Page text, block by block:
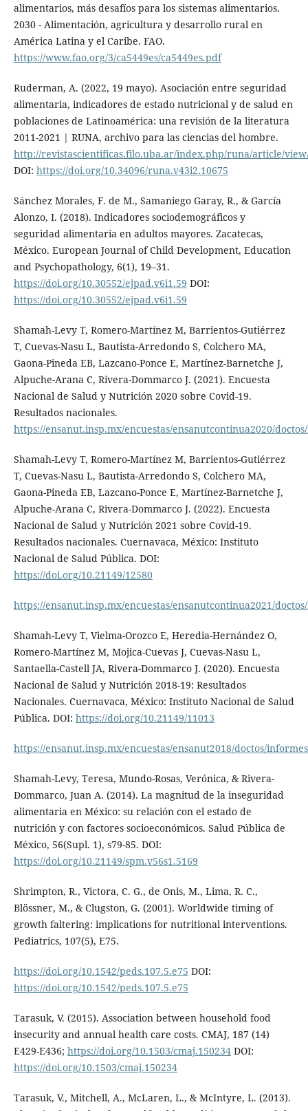
alimentarios, más desafíos para los sistemas alimentarios.
2030 - Alimentación, agricultura y desarrollo rural en
América Latina y el Caribe. FAO.
https://www.fao.org/3/ca5449es/ca5449es.pdf
Ruderman, A. (2022, 19 mayo). Asociación entre seguridad
alimentaria, indicadores de estado nutricional y de salud en
poblaciones de Latinoamérica: una revisión de la literatura
2011-2021 | RUNA, archivo para las ciencias del hombre.
http://revistascientificas.filo.uba.ar/index.php/runa/article/
DOI: https://doi.org/10.34096/runa.v43i2.10675
Sánchez Morales, F. de M., Samaniego Garay, R., & García
Alonzo, I. (2018). Indicadores sociodemográficos y
seguridad alimentaria en adultos mayores. Zacatecas,
México. European Journal of Child Development, Education
and Psychopathology, 6(1), 19–31.
https://doi.org/10.30552/ejpad.v6i1.59 DOI:
https://doi.org/10.30552/ejpad.v6i1.59
Shamah-Levy T, Romero-Martínez M, Barrientos-Gutiérrez
T, Cuevas-Nasu L, Bautista-Arredondo S, Colchero MA,
Gaona-Pineda EB, Lazcano-Ponce E, Martínez-Barnetche J,
Alpuche-Arana C, Rivera-Dommarco J. (2021). Encuesta
Nacional de Salud y Nutrición 2020 sobre Covid-19.
Resultados nacionales.
https://ensanut.insp.mx/encuestas/ensanutcontinua2020/
Shamah-Levy T, Romero-Martínez M, Barrientos-Gutiérrez
T, Cuevas-Nasu L, Bautista-Arredondo S, Colchero MA,
Gaona-Pineda EB, Lazcano-Ponce E, Martínez-Barnetche J,
Alpuche-Arana C, Rivera-Dommarco J. (2022). Encuesta
Nacional de Salud y Nutrición 2021 sobre Covid-19.
Resultados nacionales. Cuernavaca, México: Instituto
Nacional de Salud Pública. DOI:
https://doi.org/10.21149/12580
https://ensanut.insp.mx/encuestas/ensanutcontinua2021/
Shamah-Levy T, Vielma-Orozco E, Heredia-Hernández O,
Romero-Martínez M, Mojica-Cuevas J, Cuevas-Nasu L,
Santaella-Castell JA, Rivera-Dommarco J. (2020). Encuesta
Nacional de Salud y Nutrición 2018-19: Resultados
Nacionales. Cuernavaca, México: Instituto Nacional de Salud
Pública. DOI: https://doi.org/10.21149/11013
https://ensanut.insp.mx/encuestas/ensanut2018/doctos/
Shamah-Levy, Teresa, Mundo-Rosas, Verónica, & Rivera-
Dommarco, Juan A. (2014). La magnitud de la inseguridad
alimentaria en México: su relación con el estado de
nutrición y con factores socioeconómicos. Salud Pública de
México, 56(Supl. 1), s79-85. DOI:
https://doi.org/10.21149/spm.v56s1.5169
Shrimpton, R., Victora, C. G., de Onis, M., Lima, R. C.,
Blössner, M., & Clugston, G. (2001). Worldwide timing of
growth faltering: implications for nutritional interventions.
Pediatrics, 107(5), E75.
https://doi.org/10.1542/peds.107.5.e75 DOI:
https://doi.org/10.1542/peds.107.5.e75
Tarasuk, V. (2015). Association between household food
insecurity and annual health care costs. CMAJ, 187 (14)
E429-E436; https://doi.org/10.1503/cmaj.150234DOI:
https://doi.org/10.1503/cmaj.150234
Tarasuk, V., Mitchell, A., McLaren, L., & McIntyre, L. (2013).